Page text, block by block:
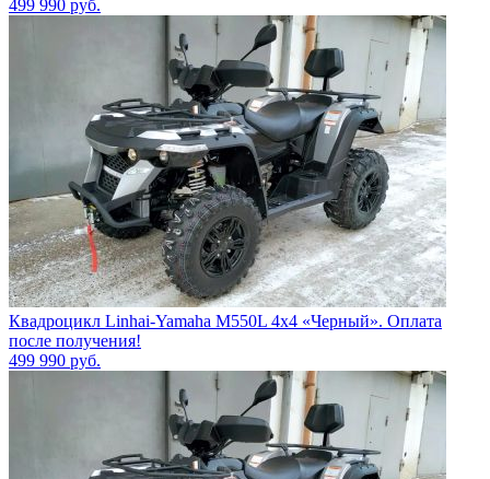
499 990 руб.
Квадроцикл Linhai-Yamaha M550L 4x4 «Черный». Оплата
после получения!
499 990 руб.